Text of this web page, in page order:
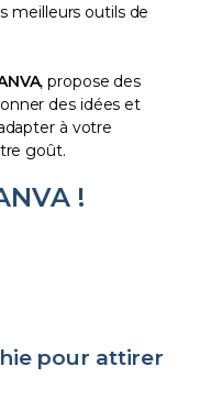
meilleurs outils de
, propose des
des idées et
à votre
goût.
!
pour attirer